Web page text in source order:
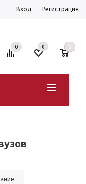
Вход Регистрация
0 0 0